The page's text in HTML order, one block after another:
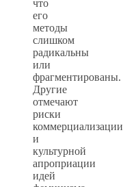
что
его
методы
слишком
радикальны
или
фрагментированы.
Другие
отмечают
риски
коммерциализации
и
культурной
апроприации
идей